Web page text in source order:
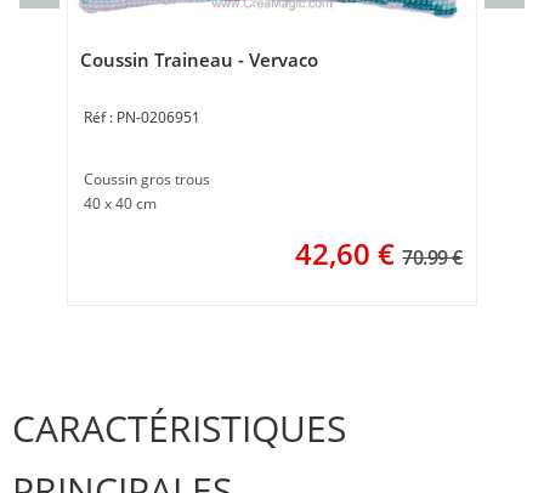
Coussin Traineau - Vervaco
PN-0206951
Coussin gros trous
40 x 40 cm
42,60 € 70.99 €
CARACTÉRISTIQUES